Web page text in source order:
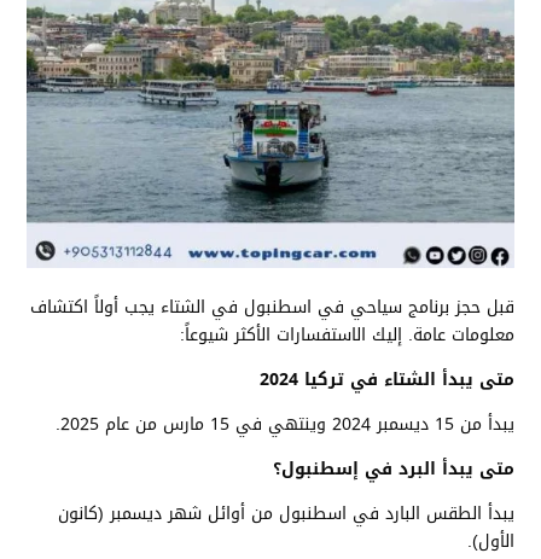
قبل حجز برنامج سياحي في اسطنبول في الشتاء يجب أولاً اكتشاف
معلومات عامة. إليك الاستفسارات الأكثر شيوعاً:
متى يبدأ الشتاء في تركيا 2024
يبدأ من 15 ديسمبر 2024 وينتهي في 15 مارس من عام 2025.
متى يبدأ البرد في إسطنبول؟
يبدأ الطقس البارد في اسطنبول من أوائل شهر ديسمبر (كانون
الأول).